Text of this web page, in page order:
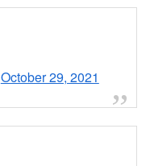
October 29, 2021